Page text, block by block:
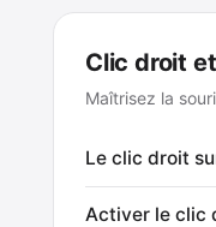
Clic droit
Maîtrisez la
Le clic droit
Activer le clic